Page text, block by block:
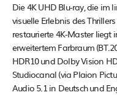
Die 4K UHD Blu-ray, die im
visuelle Erlebnis des
restaurierte 4K-Master liegt
erweitertem Farbraum
HDR10 und Dolby Vision
Studiocanal (via Plaion
Audio 5.1 in Deutsch und